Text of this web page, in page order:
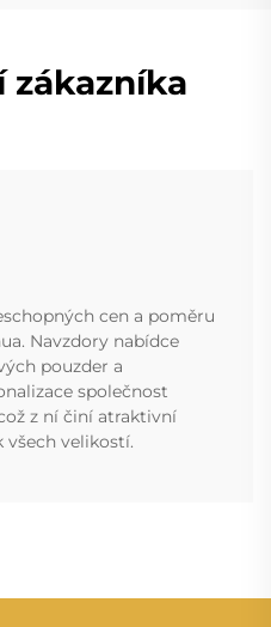
zákazníka
cen a poměru
Navzdory nabídce
pouzder a
společnost
z ní činí atraktivní
všech velikostí.